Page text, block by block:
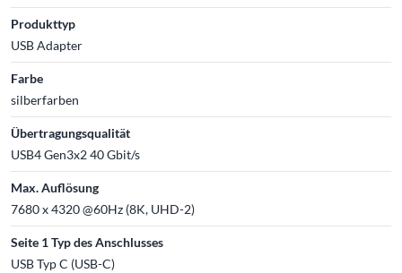
Produkttyp
USB Adapter
Farbe
silberfarben
Übertragungsqualität
USB4 Gen3x2 40 Gbit/s
Max. Auflösung
7680 x 4320 @60Hz (8K, UHD-2)
Seite 1 Typ des Anschlusses
USB Typ C (USB-C)